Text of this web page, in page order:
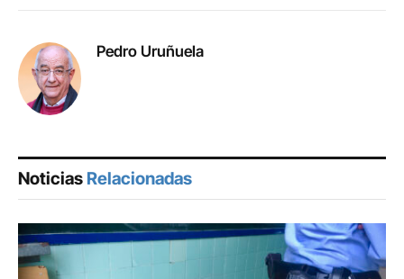
Pedro Uruñuela
Noticias Relacionadas